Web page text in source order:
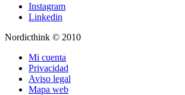
Instagram
Linkedin
Nordicthink © 2010
Mi cuenta
Privacidad
Aviso legal
Mapa web